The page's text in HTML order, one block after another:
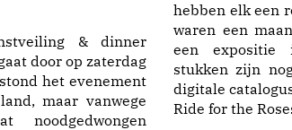
& dinner
door op zaterdag
het evenement
maar vanwege
noodgedwongen
hebben elk een
waren een
een expositie
stukken zijn
digitale
Ride for the